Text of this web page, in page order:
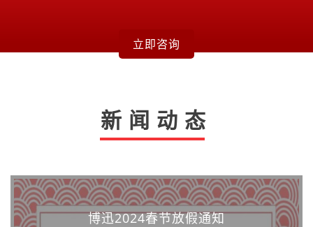
立即咨询
新闻动态
博迅2024春节放假通知